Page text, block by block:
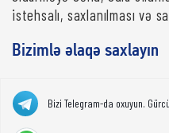
istehsalı, saxlanılması və
Bizimlə əlaqə saxlayın
Bizi Telegram-da oxuyun.